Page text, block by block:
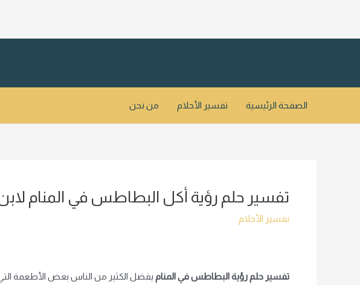
الصفحة الرئيسية تفسير الأحلام من نحن
تفسير حلم رؤية أكل البطاطس في المنام
تفسير الأحلام
تفسير حلم رؤية البطاطس في المنام يفضل الكثير من الناس بعض الأطعمة